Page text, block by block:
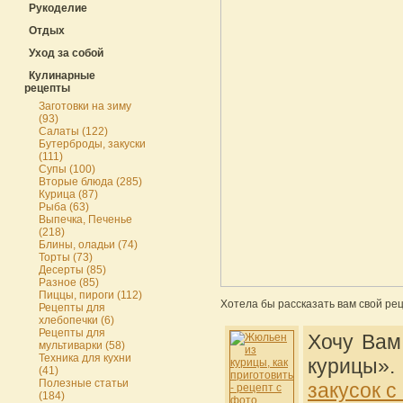
Рукоделие
Отдых
Уход за собой
Кулинарные
рецепты
Заготовки на зиму
(93)
Салаты (122)
Бутерброды, закуски
(111)
Супы (100)
Вторые блюда (285)
Курица (87)
Рыба (63)
Выпечка, Печенье
(218)
Блины, оладьи (74)
Торты (73)
Десерты (85)
Разное (85)
Пиццы, пироги (112)
Рецепты для
хлебопечки (6)
Рецепты для
мультиварки (58)
Техника для кухни
(41)
Полезные статьи
(184)
Хотела бы рассказать вам свой
Хочу
закусок